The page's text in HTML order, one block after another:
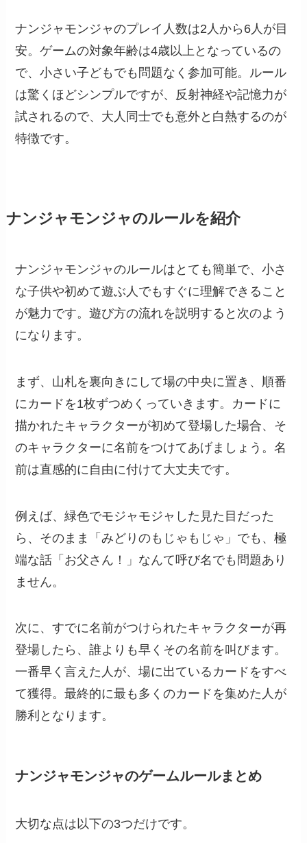
ナンジャモンジャのプレイ人数は2人から6人が目
安。ゲームの対象年齢は4歳以上となっているの
で、小さい子どもでも問題なく参加可能。ルール
は驚くほどシンプルですが、反射神経や記憶力が
試されるので、大人同士でも意外と白熱するのが
特徴です。
ナンジャモンジャのルールを紹介
ナンジャモンジャのルールはとても簡単で、小さ
な子供や初めて遊ぶ人でもすぐに理解できること
が魅力です。遊び方の流れを説明すると次のよう
になります。
まず、山札を裏向きにして場の中央に置き、順番
にカードを1枚ずつめくっていきます。カードに
描かれたキャラクターが初めて登場した場合、そ
のキャラクターに名前をつけてあげましょう。名
前は直感的に自由に付けて大丈夫です。
例えば、緑色でモジャモジャした見た目だった
ら、そのまま「みどりのもじゃもじゃ」でも、極
端な話「お父さん！」なんて呼び名でも問題あり
ません。
次に、すでに名前がつけられたキャラクターが再
登場したら、誰よりも早くその名前を叫びます。
一番早く言えた人が、場に出ているカードをすべ
て獲得。最終的に最も多くのカードを集めた人が
勝利となります。
ナンジャモンジャのゲームルールまとめ
大切な点は以下の3つだけです。